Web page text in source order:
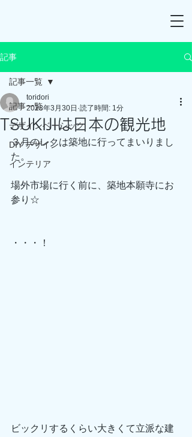
記事
記事一覧
デザインベーシック
DIY デザイン
インテリア
記事一覧
TSUKIJIは日本の観光地
toridori
2023年3月30日 読了時間: 1分
３月のレクは築地に行ってまいりまし
た。
場外市場に行く前に、築地本願寺にお
参り☆
・・・！
ビックリするくらい大きくて立派な建